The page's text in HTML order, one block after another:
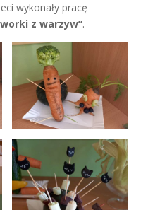
wykonały pracę
z warzyw”.